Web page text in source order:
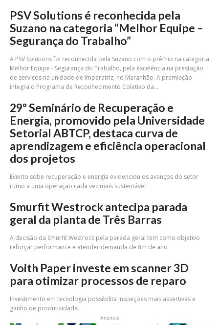
PSV Solutions é reconhecida pela
Suzano na categoria “Melhor Equipe –
Segurança do Trabalho”
A PSV Solutions foi reconhecida pela Suzano com o prêmio na categoria
Melhor Equipe - Segurança do Trabalho, pela excelência na prestação
de serviços na unidade de Imperatriz, no Maranhão. A premiação
integra o Programa de Reconhecimento Coletivo da...
29º Seminário de Recuperação e
Energia, promovido pela Universidade
Setorial ABTCP, destaca curva de
aprendizagem e eficiência operacional
dos projetos
Evento sobe recuperação e energia evidenciou os avanços do setor
rumo a uma operação cada vez mais sustentável
Smurfit Westrock antecipa parada
geral da planta de Três Barras
A decisão da Smurfit Westrock pela parada geral tem como objetivo
reforçar performance e atender demanda de fim de ano
Voith Paper investe em scanner 3D
para otimizar processos de reparo
Investimento em tecnologia possibilita inspeções mais assertivas e
ganho de produtividade.
Anúncio